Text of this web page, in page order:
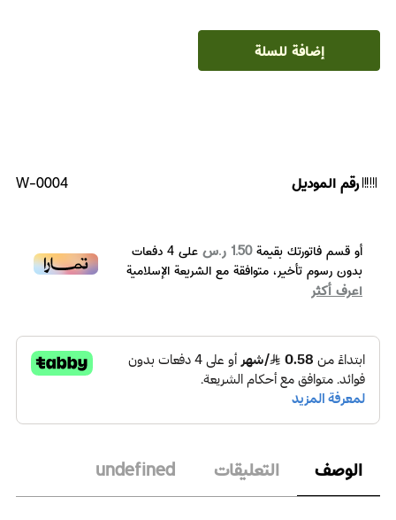
إضافة للسلة
رقم الموديل W-0004
أو قسم فاتورتك بقيمة1.50 ر.س على4دفعات
بدون رسوم تأخير، متوافقة مع الشريعة الإسلامية
اعرف أكثر
الوصف التعليقات undefined